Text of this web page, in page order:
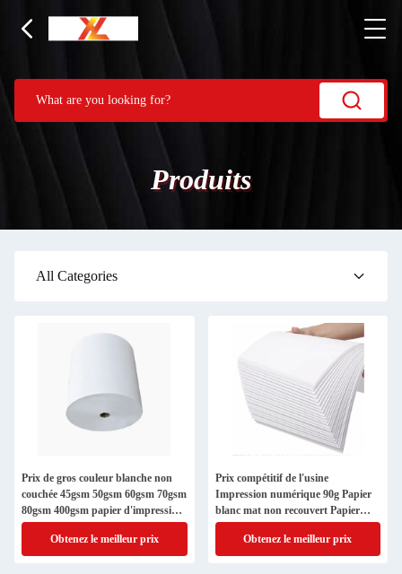
Produits
All Categories
Prix ​​de gros couleur blanche non
couchée 45gsm 50gsm 60gsm 70gsm
80gsm 400gsm papier d'impression
offset sans bois
Obtenez le meilleur prix
Prix compétitif de l'usine
Impression numérique 90g Papier
blanc mat non recouvert Papier
offset Papier sans bois
Obtenez le meilleur prix